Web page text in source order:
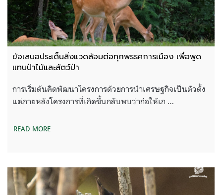
ข้อเสนอประเด็นสิ่งแวดล้อมต่อทุกพรรคการเมือง เพื่อพูด
แทนป่าไม้และสัตว์ป่า
การเริ่มต้นคิดพัฒนาโครงการด้วยการนำเศรษฐกิจเป็นตัวตั้ง
แต่ภายหลังโครงการที่เกิดขึ้นกลับพบว่าก่อให้เก …
READ MORE